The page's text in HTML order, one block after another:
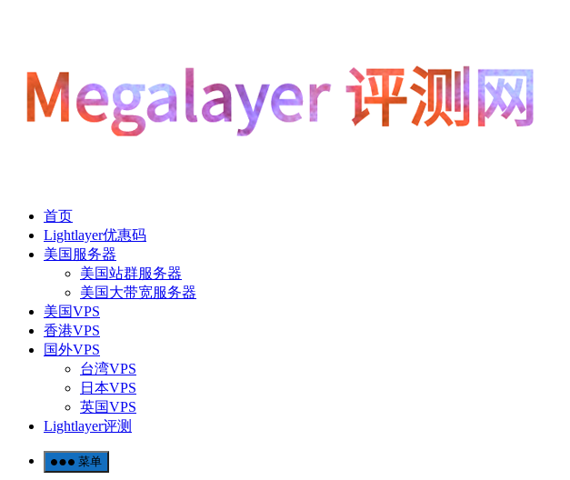
首页
Lightlayer优惠码
美国服务器
美国站群服务器
美国大带宽服务器
美国VPS
香港VPS
国外VPS
台湾VPS
日本VPS
英国VPS
Lightlayer评测
菜单